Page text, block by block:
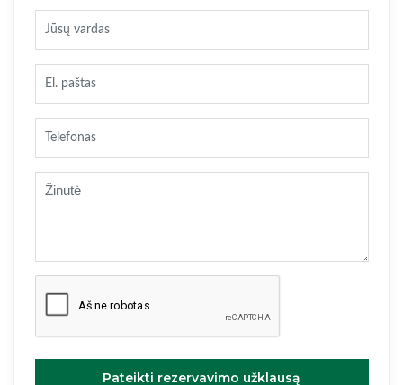
Pateikti rezervavimo užklausą